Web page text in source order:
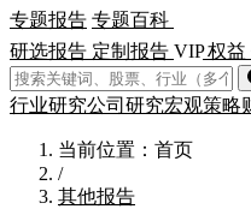
专题报告 专题百科
研选报告 定制报告 VIP权益
行业研究公司研究宏观策略
当前位置：首页
/
其他报告